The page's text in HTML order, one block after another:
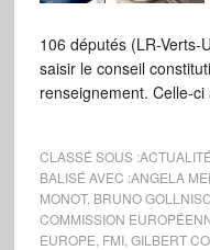
106 députés (LR-
saisir le conseil
renseignement. Celle-
CLASSÉ SOUS :
BALISÉ AVEC :ANGELA
MONOT, BRUNO
COMMISSION
EUROPE FMI, GILBERT